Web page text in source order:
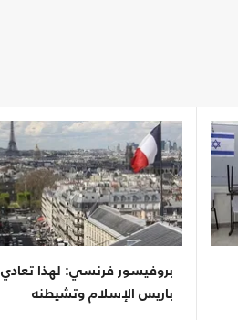
بروفيسور فرنسي: لهذا تعادي
باريس الإسلام وتشيطنه